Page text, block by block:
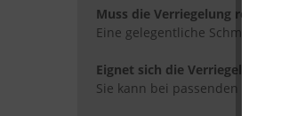
Muss die Verriegelung
Eine gelegentliche Schmierung
Eignet sich die Verriegelung
Sie kann bei passenden Maßen